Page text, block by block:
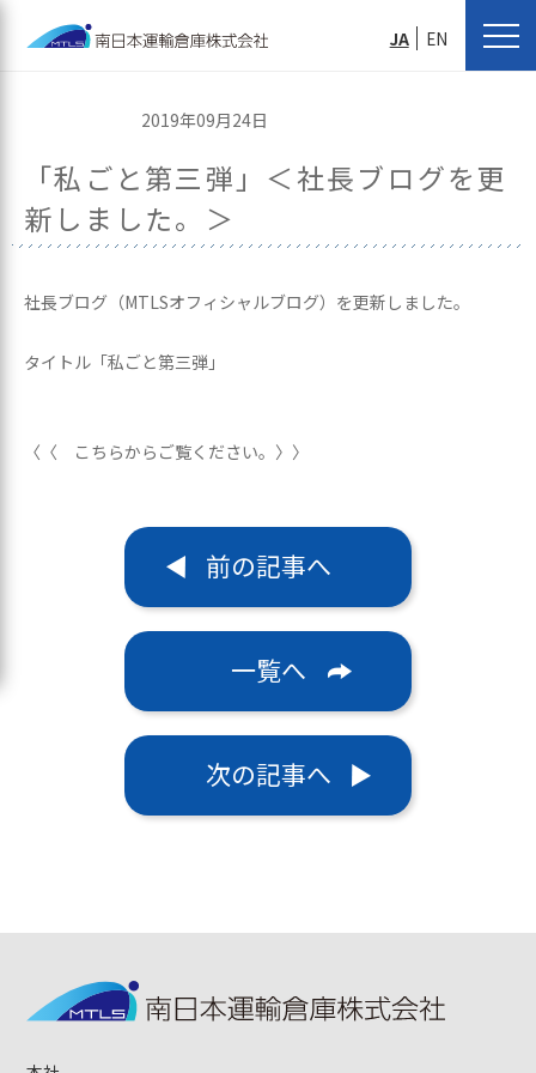
JA EN
2019年09月24日
「私ごと第三弾」＜社長ブログを更
新しました。＞
社長ブログ（MTLSオフィシャルブログ）を更新しました。
タイトル「私ごと第三弾」
〈〈 こちらからご覧ください。〉〉
前の記事へ
一覧へ
次の記事へ